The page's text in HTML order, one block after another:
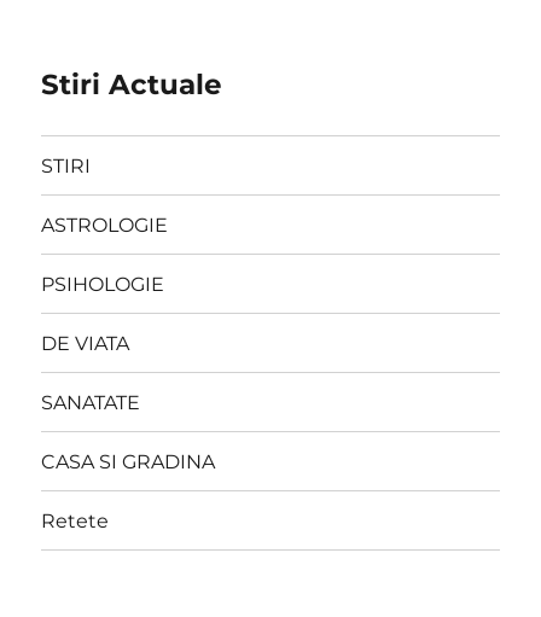
Stiri Actuale
STIRI
ASTROLOGIE
PSIHOLOGIE
DE VIATA
SANATATE
CASA SI GRADINA
Retete